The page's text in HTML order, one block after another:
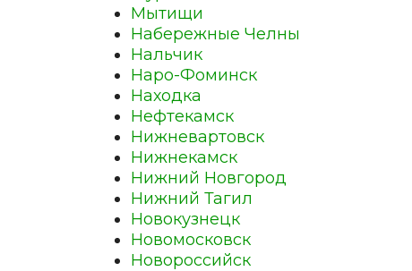
Мытищи
Набережные Челны
Нальчик
Наро-Фоминск
Находка
Нефтекамск
Нижневартовск
Нижнекамск
Нижний Новгород
Нижний Тагил
Новокузнецк
Новомосковск
Новороссийск